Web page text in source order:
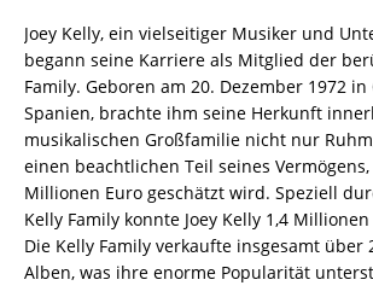
Joey Kelly, ein vielseitiger Musiker und
begann seine Karriere als Mitglied der
Family. Geboren am 20. Dezember 1972 in
Spanien, brachte ihm seine Herkunft
musikalischen Großfamilie nicht nur
einen beachtlichen Teil seines
Millionen Euro geschätzt wird. Speziell
Kelly Family konnte Joey Kelly 1,4
Die Kelly Family verkaufte insgesamt über
Alben, was ihre enorme Popularität